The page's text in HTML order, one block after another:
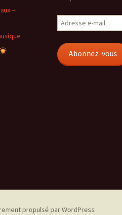
–
Adresse
e-
Abonnez-vous
propulsé par WordPress